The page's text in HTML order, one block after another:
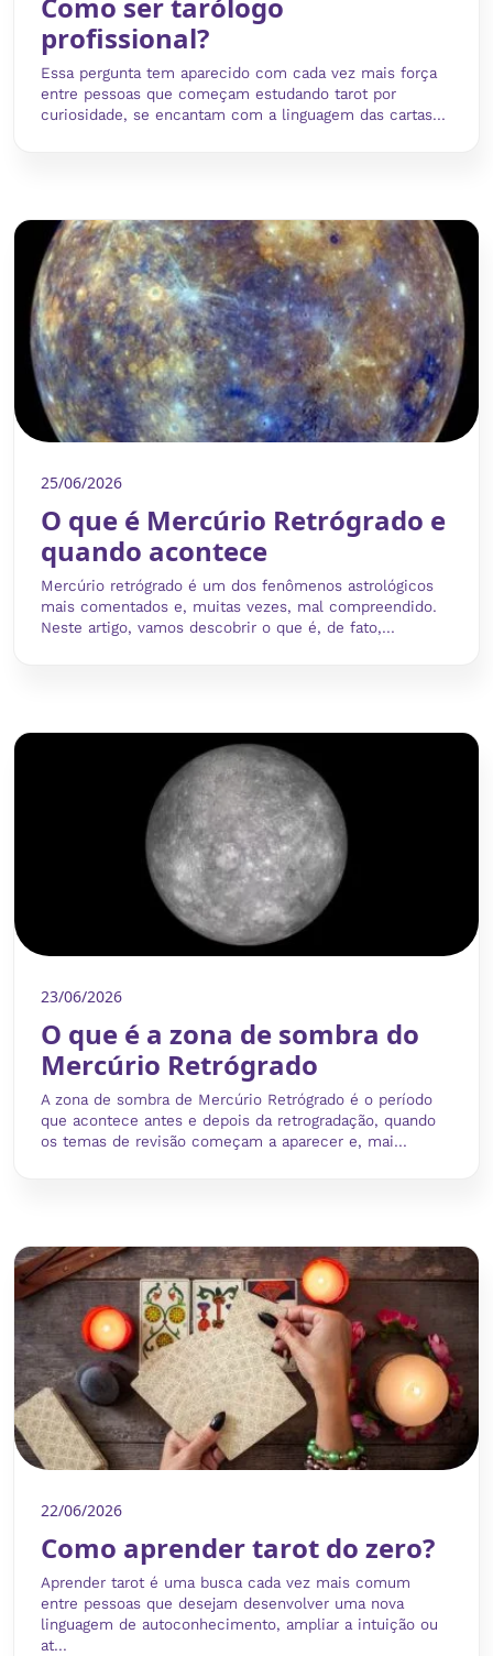
profissional?
Essa pergunta tem aparecido com cada vez mais força
entre pessoas que começam estudando tarot por
curiosidade, se encantam com a linguagem das cartas...
25/06/2026
O que é Mercúrio Retrógrado e
quando acontece
Mercúrio retrógrado é um dos fenômenos astrológicos
mais comentados e, muitas vezes, mal compreendido.
Neste artigo, vamos descobrir o que é, de fato,...
23/06/2026
O que é a zona de sombra do
Mercúrio Retrógrado
A zona de sombra de Mercúrio Retrógrado é o período
que acontece antes e depois da retrogradação, quando
os temas de revisão começam a aparecer e, mai...
22/06/2026
Como aprender tarot do zero?
Aprender tarot é uma busca cada vez mais comum
entre pessoas que desejam desenvolver uma nova
linguagem de autoconhecimento, ampliar a intuição ou
at...